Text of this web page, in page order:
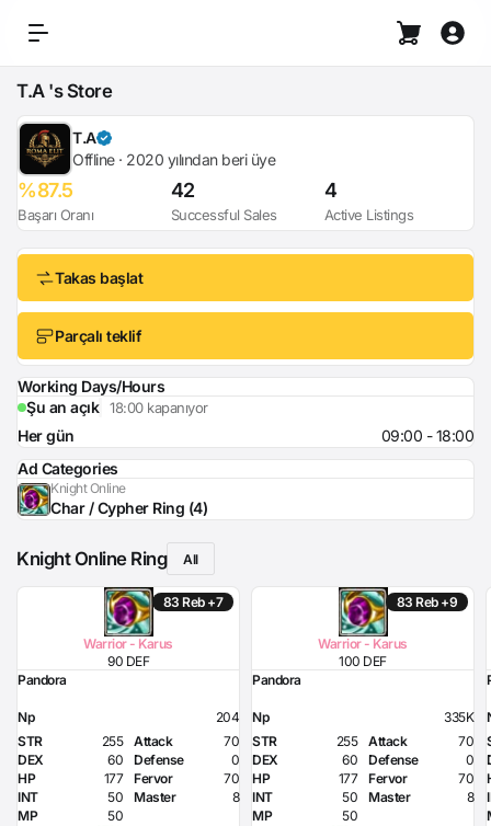
T.A 's Store
T.A
Offline · 2020 yılından beri üye
%87.5
Başarı Oranı
42
Successful Sales
4
Active Listings
Takas başlat
Parçalı teklif
Working Days/Hours
Şu an açık
18:00 kapanıyor
Her gün
09:00 - 18:00
Ad Categories
Knight Online
Char / Cypher Ring (4)
Knight Online Ring All
Warrior - Karus
90 DEF
Pandora
Np
204
STR
255
DEX
60
HP
177
INT
50
MP
50
Attack
70
Defense
0
Fervor
70
Master
8
83 Reb +7
Warrior - Karus
100 DEF
Pandora
Np
335K
STR
255
DEX
60
HP
177
INT
50
MP
50
Attack
70
Defense
0
Fervor
70
Master
8
83 Reb +9